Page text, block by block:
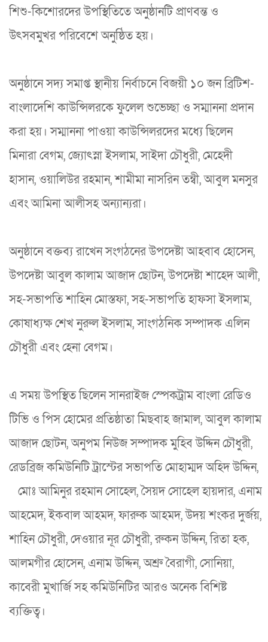
শিশু-কিশোরদের উপস্থিতিতে অনুষ্ঠানটি প্রাণবন্ত ও
উৎসবমুখর পরিবেশে অনুষ্ঠিত হয়।
অনুষ্ঠানে সদ্য সমাপ্ত স্থানীয় নির্বাচনে বিজয়ী ১০ জন ব্রিটিশ-
বাংলাদেশি কাউন্সিলরকে ফুলেল শুভেচ্ছা ও সম্মাননা প্রদান
করা হয়। সম্মাননা পাওয়া কাউন্সিলরদের মধ্যে ছিলেন
মিনারা বেগম, জ্যোৎস্না ইসলাম, সাইদা চৌধুরী, মেহেদী
হাসান, ওয়ালিউর রহমান, শামীমা নাসরিন তন্বী, আবুল মনসুর
এবং আমিনা আলীসহ অন্যান্যরা।
অনুষ্ঠানে বক্তব্য রাখেন সংগঠনের উপদেষ্টা আহবাব হোসেন,
উপদেষ্টা আবুল কালাম আজাদ ছোটন, উপদেষ্টা শাহেদ আলী,
সহ-সভাপতি শাহিন মোস্তফা, সহ-সভাপতি হাফসা ইসলাম,
কোষাধ্যক্ষ শেখ নুরুল ইসলাম, সাংগঠনিক সম্পাদক এলিন
চৌধুরী এবং হেনা বেগম।
এ সময় উপস্থিত ছিলেন সানরাইজ স্পেকট্রাম বাংলা রেডিও
টিভি ও পিস হোমের প্রতিষ্ঠাতা মিছবাহ জামাল, আবুল কালাম
আজাদ ছোটন, অনুপম নিউজ সম্পাদক মুহিব উদ্দিন চৌধুরী,
রেডব্রিজ কমিউনিটি ট্রাস্টের সভাপতি মোহাম্মদ অহিদ উদ্দিন,
মোঃ আমিনুর রহমান সোহেল, সৈয়দ সোহেল হায়দার, এনাম
আহমেদ, ইকবাল আহমদ, ফারুক আহমদ, উদয় শংকর দুর্জয়,
শাহিন চৌধুরী, দেওয়ার নূর চৌধুরী, রুকন উদ্দিন, রিতা হক,
আলমগীর হোসেন, এনাম উদ্দিন, অশ্রু বৈরাগী, সোনিয়া,
কাবেরী মুখার্জি সহ কমিউনিটির আরও অনেক বিশিষ্ট
ব্যক্তিত্ব।